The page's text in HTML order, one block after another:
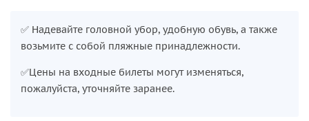
✅ Надевайте головной убор, удобную обувь, а также
возьмите с собой пляжные принадлежности.
✅Цены на входные билеты могут изменяться,
пожалуйста, уточняйте заранее.